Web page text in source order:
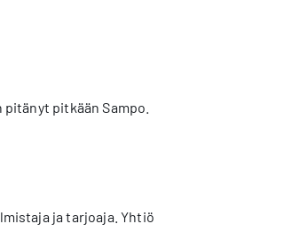
pitkään Sampo.
ja tarjoaja. Yhtiö